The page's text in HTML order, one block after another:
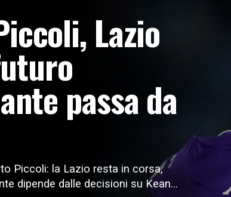
Lazio
passa da
Piccoli: la Lazio resta in corsa,
dipende dalle decisioni su Kean...